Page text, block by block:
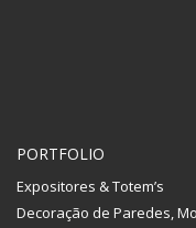
PORTFOLIO
Expositores & Totem’s
Decoração de Paredes,